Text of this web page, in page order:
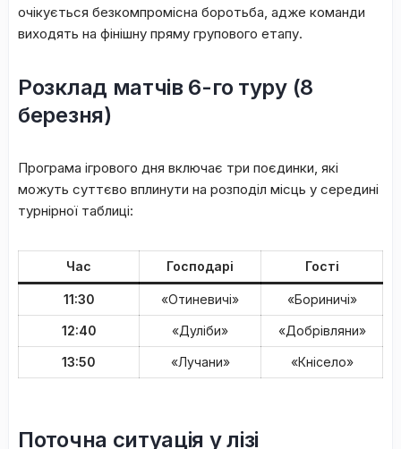
очікується безкомпромісна боротьба, адже команди
виходять на фінішну пряму групового етапу.
Розклад матчів 6-го туру (8
березня)
Програма ігрового дня включає три поєдинки, які
можуть суттєво вплинути на розподіл місць у середині
турнірної таблиці:
Час Господарі Гості
11:30 «Отиневичі» «Бориничі»
12:40 «Дуліби» «Добрівляни»
13:50 «Лучани» «Кнісело»
Поточна ситуація у лізі